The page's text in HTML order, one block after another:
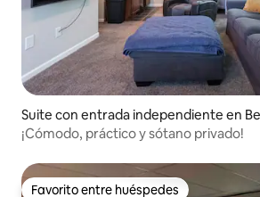
Suite con entrada independiente en
¡Cómodo, práctico y sótano privado!
Favorito entre huéspedes